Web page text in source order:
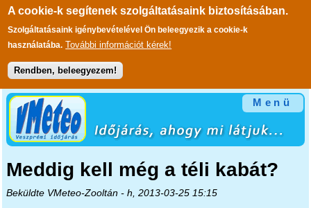
A cookie-k segítenek szolgáltatásaink biztosításában.
Szolgáltatásaink igénybevételével Ön beleegyezik a cookie-k
használatába. További információt kérek!
Rendben, beleegyezem!
Ugrás a tartalomra
Menü
Meddig kell még a téli kabát?
Beküldte VMeteo-Zooltán- h, 2013-03-25 15:15